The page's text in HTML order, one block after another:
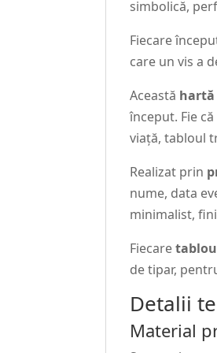
simbolică,
Fiecare
care un vis a
Această hartă
început. Fie
viață, tabloul
Realizat prin
nume, data
minimalist,
Fiecare
de tipar,
Detalii
Material